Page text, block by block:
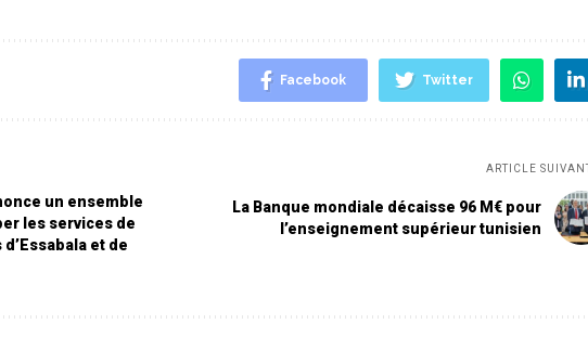
Facebook Twitter
un ensemble
les services de
et de
ARTICLE SUIVANT
La Banque mondiale décaisse 96 M€ pour
l’enseignement supérieur tunisien